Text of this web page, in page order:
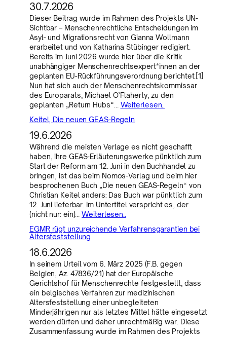
30.7.2026
Dieser Beitrag wurde im Rahmen des Projekts UN-
Sichtbar – Menschenrechtliche Entscheidungen im
Asyl- und Migrationsrecht von Gianna Wollmann
erarbeitet und von Katharina Stübinger redigiert.
Bereits im Juni 2026 wurde hier über die Kritik
unabhängiger Menschenrechtsexpert*innen an der
geplanten EU-Rückführungsverordnung berichtet.[1]
Nun hat sich auch der Menschenrechtskommissar
des Europarats, Michael O’Flaherty, zu den
geplanten „Return Hubs“… Weiterlesen..
Keitel, Die neuen GEAS-Regeln
19.6.2026
Während die meisten Verlage es nicht geschafft
haben, ihre GEAS-Erläuterungswerke pünktlich zum
Start der Reform am 12. Juni in den Buchhandel zu
bringen, ist das beim Nomos-Verlag und beim hier
besprochenen Buch „Die neuen GEAS-Regeln“ von
Christian Keitel anders: Das Buch war pünktlich zum
12. Juni lieferbar. Im Untertitel verspricht es, der
(nicht nur: ein)…Weiterlesen..
EGMR rügt unzureichende Verfahrensgarantien bei
Altersfeststellung
18.6.2026
In seinem Urteil vom 6. März 2025 (F.B. gegen
Belgien, Az. 47836/21) hat der Europäische
Gerichtshof für Menschenrechte festgestellt, dass
ein belgisches Verfahren zur medizinischen
Altersfeststellung einer unbegleiteten
Minderjährigen nur als letztes Mittel hätte eingesetzt
werden dürfen und daher unrechtmäßig war. Diese
Zusammenfassung wurde im Rahmen des Projekts